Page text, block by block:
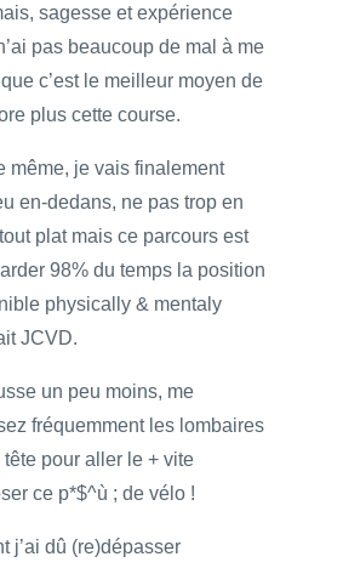
sagesse et expérience
pas beaucoup de mal à me
c’est le meilleur moyen de
plus cette course.
même, je vais finalement
en-dedans, ne pas trop en
plat mais ce parcours est
98% du temps la position
physically & mentaly
JCVD.
un peu moins, me
fréquemment les lombaires
pour aller le + vite
ce p*$^ù ; de vélo !
j’ai dû (re)dépasser